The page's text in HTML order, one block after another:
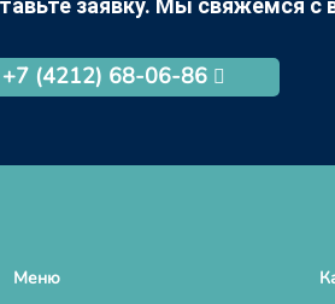
+7 (4212) 68-06-86